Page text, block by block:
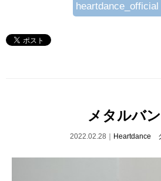
heartdance_official
メタルバ
2022.02.28｜ Heartdance